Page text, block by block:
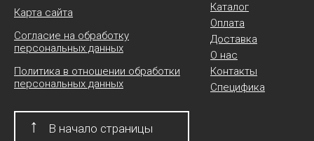
Карта сайта
Согласие на обработку
персональных данных
Политика в отношении обработки
персональных данных
↑ В начало страницы
Каталог
Оплата
Доставка
О нас
Контакты
Специфика